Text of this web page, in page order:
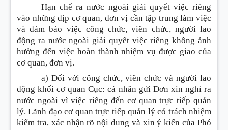
Hạn chế ra nước ngoài giải quyết việc riêng
vào những dịp cơ quan, đơn vị cần tập trung làm việc
và đảm bảo việc công chức, viên chức, người lao
động ra nước ngoài giải quyết việc riêng không ảnh
hưởng đến việc hoàn thành nhiệm vụ được giao của
cơ quan, đơn vị.
a) Đối với công chức, viên chức và người lao
động khối cơ quan Cục: cá nhân gửi Đơn xin nghỉ ra
nước ngoài vì việc riêng đến cơ quan trực tiếp quản
lý. Lãnh đạo cơ quan trực tiếp quản lý có trách nhiệm
kiểm tra, xác nhận rõ nội dung và xin ý kiến của Phó